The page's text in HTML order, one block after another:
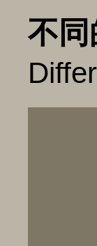
不同